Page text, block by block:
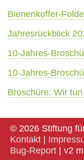
Bienenkoffer-
Jahresrückblick
10-Jahres-
10-Jahres-
Broschüre: Wir
© 2026 Stiftung
Kontakt |
Bug-Report | v2